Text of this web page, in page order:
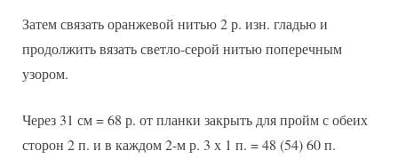
Затем связать оранжевой нитью 2 р. изн. гладью и
продолжить вязать светло-серой нитью поперечным
узором.
Через 31 см = 68 р. от планки закрыть для пройм с обеих
сторон 2 п. и в каждом 2-м р. 3 х 1 п. = 48 (54) 60 п.